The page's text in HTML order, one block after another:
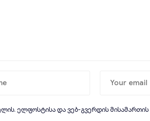
ელფოსტისა და ვებ-გვერდის